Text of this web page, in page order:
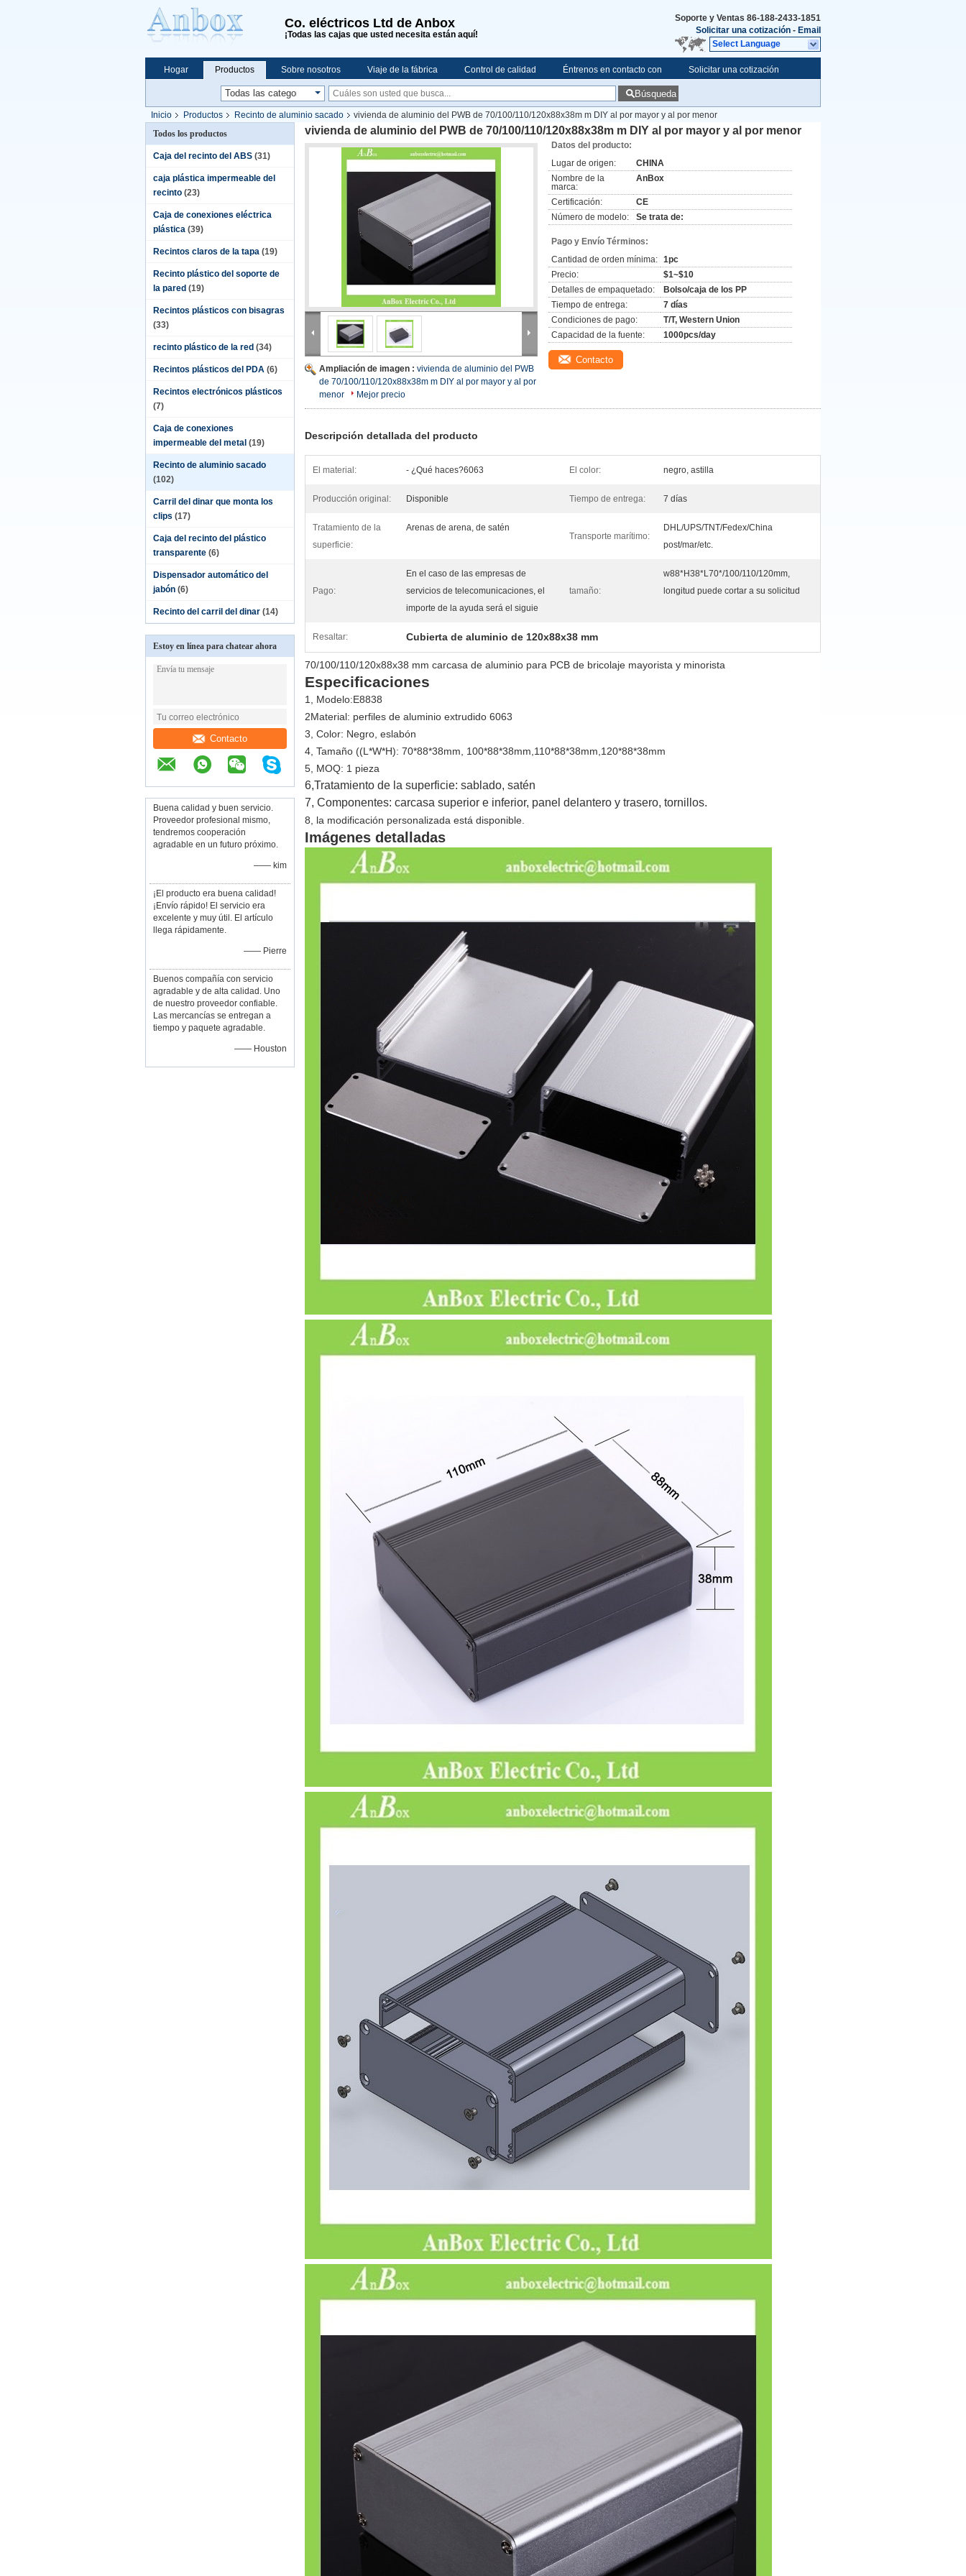
Co. eléctricos Ltd de Anbox
¡Todas las cajas que usted necesita están aquí!
Soporte y Ventas 86-188-2433-1851
Solicitar una cotización - Email
Select Language
Hogar Productos Sobre nosotros Viaje de la fábrica Control de calidad Éntrenos en contacto con Solicitar una cotización
Compras en línea Búsqueda
Inicio Productos Recinto de aluminio sacado
vivienda de aluminio del PWB de 70/100/110/120x88x38m m DIY al por mayor y al por menor
Todos los productos
Caja del recinto del ABS (31)
caja plástica impermeable del
recinto (23)
Caja de conexiones eléctrica
plástica (39)
Recintos claros de la tapa (19)
Recinto plástico del soporte de
la pared (19)
Recintos plásticos con bisagras
(33)
recinto plástico de la red (34)
Recintos plásticos del PDA (6)
Recintos electrónicos plásticos
(7)
Caja de conexiones
impermeable del metal (19)
Recinto de aluminio sacado
(102)
Carril del dinar que monta los
clips (17)
Caja del recinto del plástico
transparente (6)
Dispensador automático del
jabón (6)
Recinto del carril del dinar (14)
Estoy en línea para chatear ahora
Contacto
Buena calidad y buen servicio.
Proveedor profesional mismo,
tendremos cooperación
agradable en un futuro próximo.
—— kim
¡El producto era buena calidad!
¡Envío rápido! El servicio era
excelente y muy útil. El artículo
llega rápidamente.
—— Pierre
Buenos compañía con servicio
agradable y de alta calidad. Uno
de nuestro proveedor confiable.
Las mercancías se entregan a
tiempo y paquete agradable.
—— Houston
vivienda de aluminio del PWB de 70/100/110/120x88x38m m DIY al por mayor y al por menor
Ampliación de imagen : vivienda de aluminio del PWB
de 70/100/110/120x88x38m m DIY al por mayor y al por
menor
Mejor precio
Datos del producto:
Lugar de origen:
CHINA
Nombre de la
marca:
AnBox
Certificación:
CE
Número de modelo:
Se trata de:
Pago y Envío Términos:
Cantidad de orden mínima: 1pc
Precio:
$1~$10
Detalles de empaquetado:
Bolso/caja de los PP
Tiempo de entrega:
7 días
Condiciones de pago:
T/T, Western Union
Capacidad de la fuente:
1000pcs/day
Contacto
Descripción detallada del producto
El material: - ¿Qué haces?6063 El color: negro, astilla
Producción original: Disponible Tiempo de entrega: 7 días
Tratamiento de la
superficie:
Arenas de arena, de satén
Transporte marítimo:
DHL/UPS/TNT/Fedex/China
post/mar/etc.
Pago:
En el caso de las empresas de
servicios de telecomunicaciones, el
importe de la ayuda será el siguie
tamaño:
w88*H38*L70*/100/110/120mm,
longitud puede cortar a su solicitud
Resaltar: Cubierta de aluminio de 120x88x38 mm
70/100/110/120x88x38 mm carcasa de aluminio para PCB de bricolaje mayorista y minorista
Especificaciones
1, Modelo:E8838
2Material: perfiles de aluminio extrudido 6063
3, Color: Negro, eslabón
4, Tamaño ((L*W*H): 70*88*38mm, 100*88*38mm,110*88*38mm,120*88*38mm
5, MOQ: 1 pieza
6,Tratamiento de la superficie: sablado, satén
7, Componentes: carcasa superior e inferior, panel delantero y trasero, tornillos.
8, la modificación personalizada está disponible
Imágenes detalladas